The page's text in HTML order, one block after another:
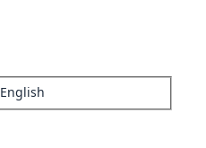
English